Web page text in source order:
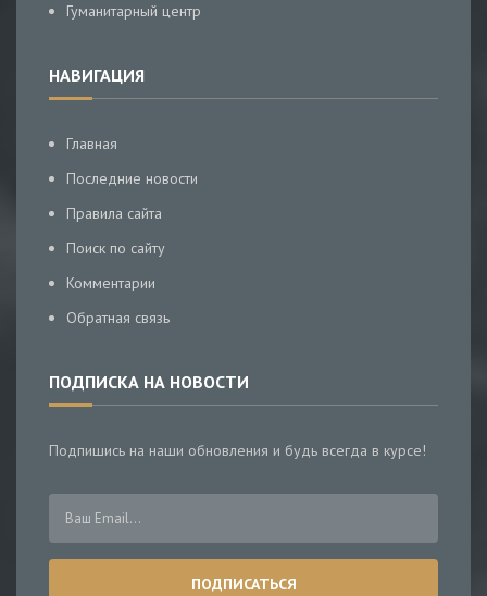
Гуманитарный центр
НАВИГАЦИЯ
Главная
Последние новости
Правила сайта
Поиск по сайту
Комментарии
Обратная связь
ПОДПИСКА НА НОВОСТИ
Подпишись на наши обновления и будь всегда в курсе!